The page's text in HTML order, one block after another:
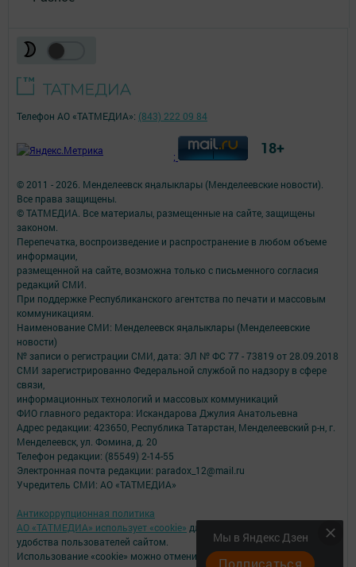
Мы в Яндекс Дзен
Подписаться
© 2011 - 2026. Менделеевск яӊалыклары (Менделеевские новости).
Все права защищены.
© ТАТМЕДИА. Все материалы, размещенные на сайте, защищены
законом.
Перепечатка, воспроизведение и распространение в любом объеме
информации,
размещенной на сайте, возможна только с письменного согласия
редакций СМИ.
При поддержке Республиканского агентства по печати и массовым
коммуникациям.
Наименование СМИ: Менделеевск яӊалыклары (Менделеевские
новости)
№ записи о регистрации СМИ, дата: ЭЛ № ФС 77 - 73819 от 28.09.2018
СМИ зарегистрированно Федеральной службой по надзору в сфере
связи,
информационных технологий и массовых коммуникаций
ФИО главного редактора: Искандарова Джулия Анатольевна
Адрес редакции: 423650, Республика Татарстан, Менделеевский р-н, г.
Менделеевск, ул. Фомина, д. 20
Телефон редакции: (85549) 2-14-55
Электронная почта редакции: paradox_12@mail.ru
Учредитель СМИ: АО «ТАТМЕДИА»
Антикоррупционная политика
АО «ТАТМЕДИА» использует «cookie» для персонализации сервисов и
удобства пользователей сайтом.
Использование «cookie» можно отменить в настройках браузера.
Телефон АО «ТАТМЕДИА»: (843) 222 09 84
; 18+